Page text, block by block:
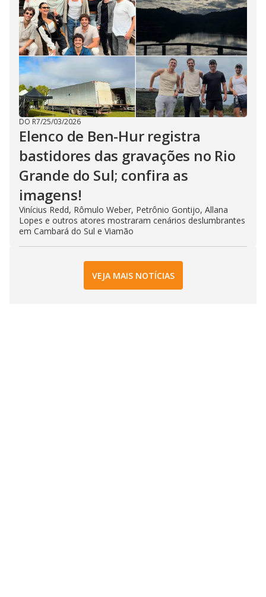
DO R7/25/03/2026
Elenco de Ben-Hur registra
bastidores das gravações no Rio
Grande do Sul; confira as
imagens!
Vinícius Redd, Rômulo Weber, Petrônio Gontijo, Allana
Lopes e outros atores mostraram cenários deslumbrantes
em Cambará do Sul e Viamão
VEJA MAIS NOTÍCIAS